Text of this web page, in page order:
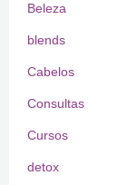
Beleza
blends
Cabelos
Consultas
Cursos
detox